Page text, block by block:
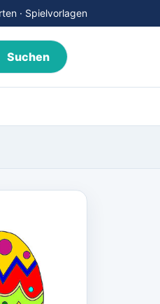
· Spielvorlagen
Suchen